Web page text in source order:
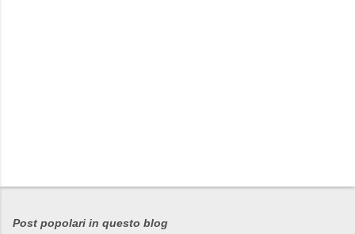
P
s
Post popolari in questo blog